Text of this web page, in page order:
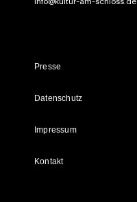
info@kultur-am-schloss.de
Presse
Datenschutz
Impressum
Kontakt